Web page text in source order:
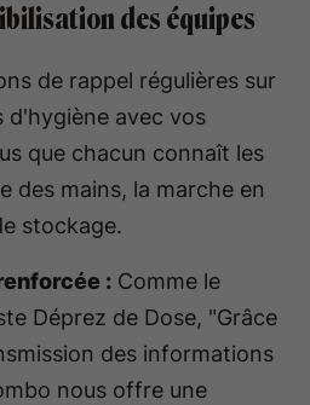
des équipes
de rappel régulières sur
d'hygiène avec vos
que chacun connaît les
des mains, la marche en
stockage.
: Comme le
Déprez de Dose, "Grâce
des informations
nous offre une